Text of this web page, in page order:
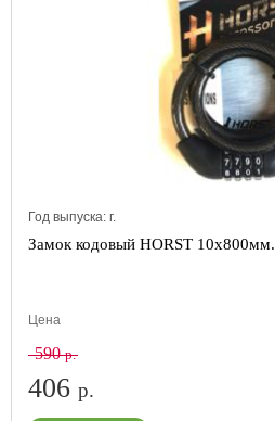
Год выпуска: г.
Замок кодовый HORST 10x800мм.
Цена
590р.
406 р.